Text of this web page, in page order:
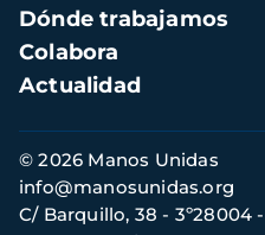
Dónde trabajamos
Colabora
Actualidad
Información
de
contacto
© 2026 Manos Unidas
C/ Barquillo, 38 - 3º28004
info@manosunidas.org